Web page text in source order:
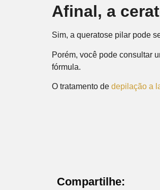
Afinal, a
Sim, a queratose pilar pode
Porém, você pode consultar
fórmula.
O tratamento de depilação a
Compartilhe: